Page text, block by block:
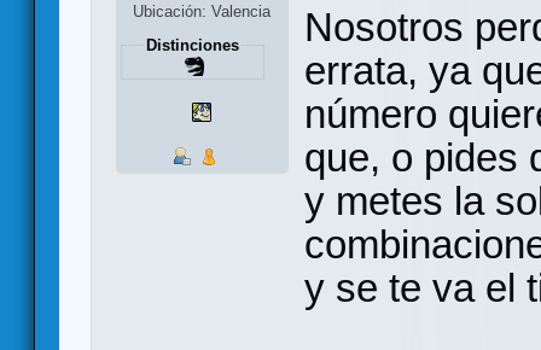
Ubicación: Valencia
Distinciones
Nosotros
errata, ya
número
que, o pides
y metes la
y se te va el